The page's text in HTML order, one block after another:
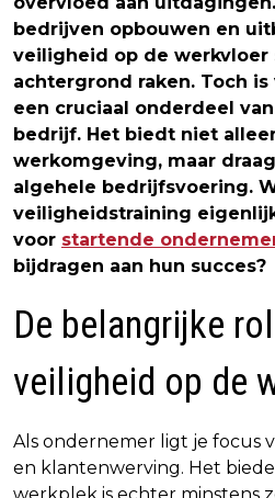
bedrijven opbouwen en
veiligheid op de werkvloer
achtergrond raken. Toch
een cruciaal onderdeel
bedrijf. Het biedt niet
werkomgeving, maar
algehele bedrijfsvoering.
veiligheidstraining
voor startende
bijdragen aan hun succes?
De belangrijke
veiligheid op de
Als ondernemer ligt je focus
en klantenwerving. Het
werkplek is echter minstens